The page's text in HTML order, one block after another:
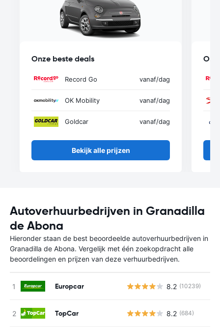
Onze beste deals
Record Go vanaf/dag
OK Mobility vanaf/dag
Goldcar vanaf/dag
Bekijk alle prijzen
Autoverhuurbedrijven in Granadilla
de Abona
Hieronder staan de best beoordeelde autoverhuurbedrijven in
Granadilla de Abona. Vergelijk met één zoekopdracht alle
beoordelingen en prijzen van deze verhuurbedrijven.
Europcar 8.2 (10239)
TopCar 8.2 (684)